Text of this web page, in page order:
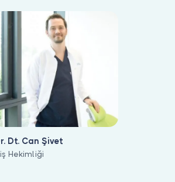
Dt. Can Şivet
Hekimliği